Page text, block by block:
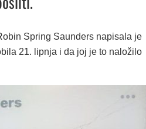
Spring Saunders napisala je
21. lipnja i da joj je to naložilo